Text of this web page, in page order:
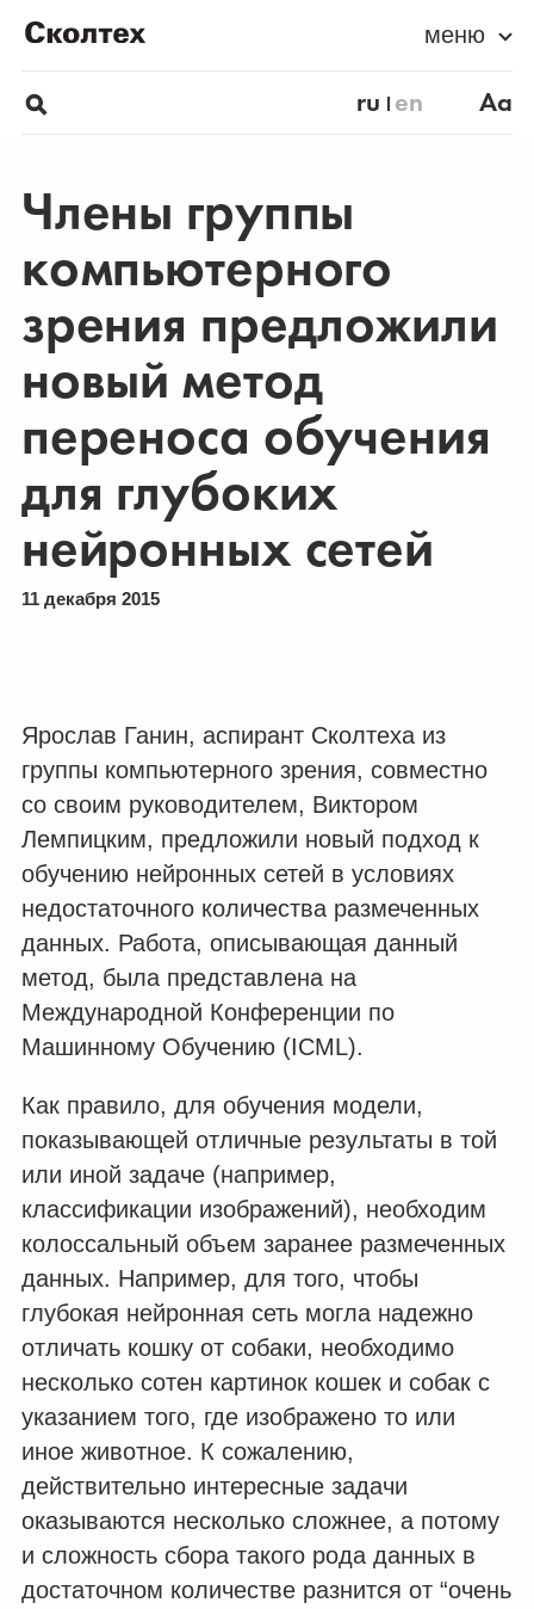
меню
ru en Aa
Члены группы
компьютерного
зрения предложили
новый метод
переноса обучения
для глубоких
нейронных сетей
11 декабря 2015
Ярослав Ганин, аспирант Сколтеха из
группы компьютерного зрения, совместно
со своим руководителем, Виктором
Лемпицким, предложили новый подход к
обучению нейронных сетей в условиях
недостаточного количества размеченных
данных. Работа, описывающая данный
метод, была представлена на
Международной Конференции по
Машинному Обучению (ICML).
Как правило, для обучения модели,
показывающей отличные результаты в той
или иной задаче (например,
классификации изображений), необходим
колоссальный объем заранее размеченных
данных. Например, для того, чтобы
глубокая нейронная сеть могла надежно
отличать кошку от собаки, необходимо
несколько сотен картинок кошек и собак с
указанием того, где изображено то или
иное животное. К сожалению,
действительно интересные задачи
оказываются несколько сложнее, а потому
и сложность сбора такого рода данных в
достаточном количестве разнится от “очень